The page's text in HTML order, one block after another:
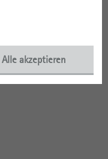
Alle akzeptieren